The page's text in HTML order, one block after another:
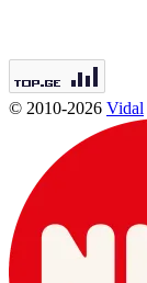
© 2010-2026 Vidal